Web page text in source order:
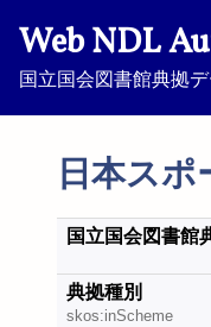
Web NDL
国立国会図書館典拠
日本スポ
国立国会図書館
典拠種別
skos:inScheme